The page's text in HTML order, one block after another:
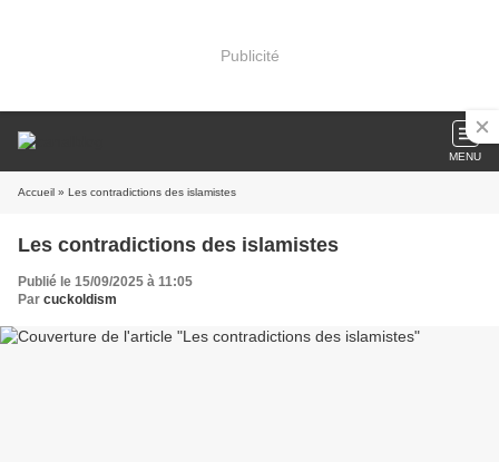
Publicité
MENU
Accueil » Les contradictions des islamistes
Les contradictions des islamistes
Publié le 15/09/2025 à 11:05
Par cuckoldism